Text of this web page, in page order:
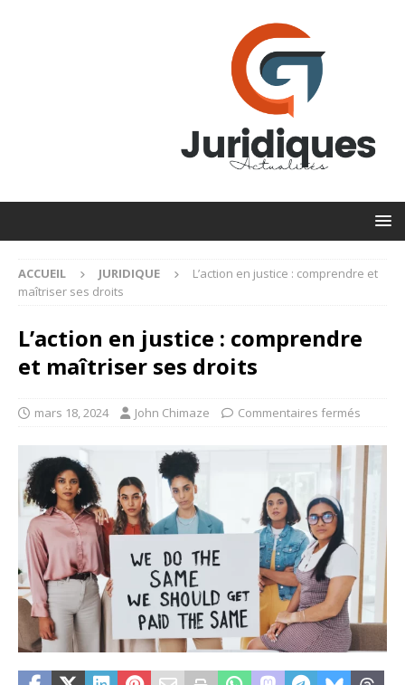
ACCUEIL JURIDIQUE
L’action en justice : comprendre et
maîtriser ses droits
L’action en justice : comprendre
et maîtriser ses droits
mars 18, 2024 John Chimaze Commentaires fermés